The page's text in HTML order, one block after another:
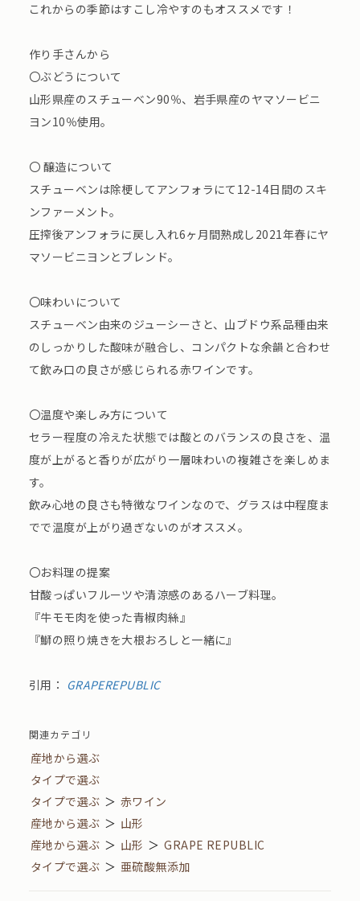
これからの季節はすこし冷やすのもオススメです！
作り手さんから
〇ぶどうについて
山形県産のスチューベン90％、岩手県産のヤマソービニ
ヨン10％使用。
〇 醸造について
スチューベンは除梗してアンフォラにて12-14日間のスキ
ンファーメント。
圧搾後アンフォラに戻し入れ6ヶ月間熟成し2021年春にヤ
マソービニヨンとブレンド。
〇味わいについて
スチューベン由来のジューシーさと、山ブドウ系品種由来
のしっかりした酸味が融合し、コンパクトな余韻と合わせ
て飲み口の良さが感じられる赤ワインです。
〇温度や楽しみ方について
セラー程度の冷えた状態では酸とのバランスの良さを、温
度が上がると香りが広がり一層味わいの複雑さを楽しめま
す。
飲み心地の良さも特徴なワインなので、グラスは中程度ま
でで温度が上がり過ぎないのがオススメ。
〇お料理の提案
甘酸っぱいフルーツや清涼感のあるハーブ料理。
『牛モモ肉を使った青椒肉絲』
『鰤の照り焼きを大根おろしと一緒に』
引用： GRAPEREPUBLIC
関連カテゴリ
産地から選ぶ
タイプで選ぶ
タイプで選ぶ ＞ 赤ワイン
産地から選ぶ ＞ 山形
産地から選ぶ ＞ 山形 ＞ GRAPE REPUBLIC
タイプで選ぶ ＞ 亜硫酸無添加